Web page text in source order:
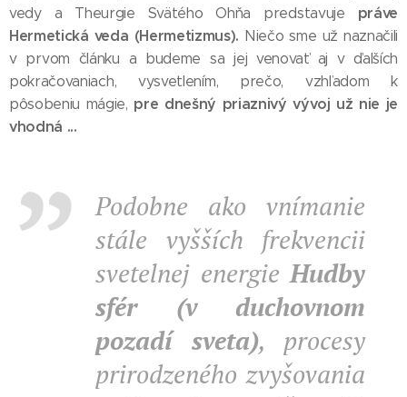
vedy a Theurgie Svätého Ohňa predstavuje práve
Hermetická veda (Hermetizmus). Niečo sme už naznačili
v prvom článku a budeme sa jej venovať aj v ďalších
pokračovaniach, vysvetlením, prečo, vzhľadom k
pôsobeniu mágie, pre dnešný priaznivý vývoj už nie je
vhodná ...
Podobne ako vnímanie
stále vyšších frekvencii
svetelnej energieHudby
sfér (v duchovnom
pozadí sveta), procesy
prirodzeného zvyšovania